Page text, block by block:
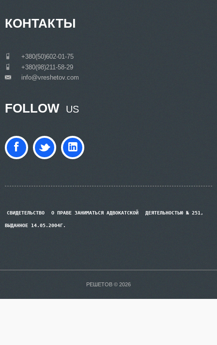
КОНТАКТЫ
+380(50)602-01-75
+380(98)211-58-29
info@vreshetov.com
FOLLOW US
СВИДЕТЕЛЬСТВО О ПРАВЕ ЗАНИМАТЬСЯ АДВОКАТСКОЙ ДЕЯТЕЛЬНОСТЬЮ № 251,
ВЫДАННОЕ 14.05.2004Г.
РЕШЕТОВ © 2026